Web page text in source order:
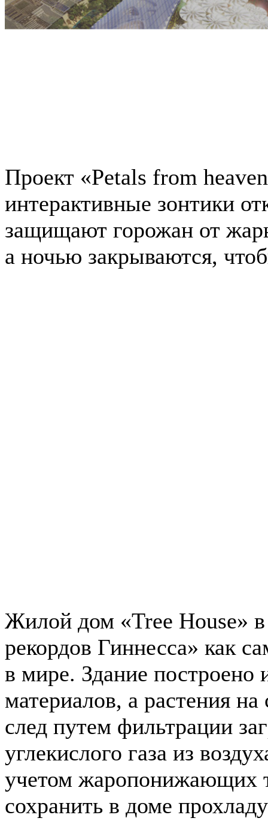
Проект «Petals from
интерактивные зонтики
защищают горожан от
а ночью закрываются,
Жилой дом «Tree House»
рекордов Гиннесса» как
в мире. Здание построено
материалов, а растения
след путем фильтрации
углекислого газа из
учетом жаропонижающих
сохранить в доме